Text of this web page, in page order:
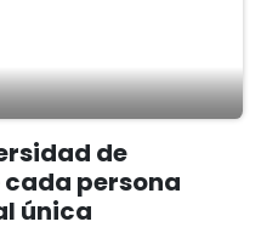
de
persona
única